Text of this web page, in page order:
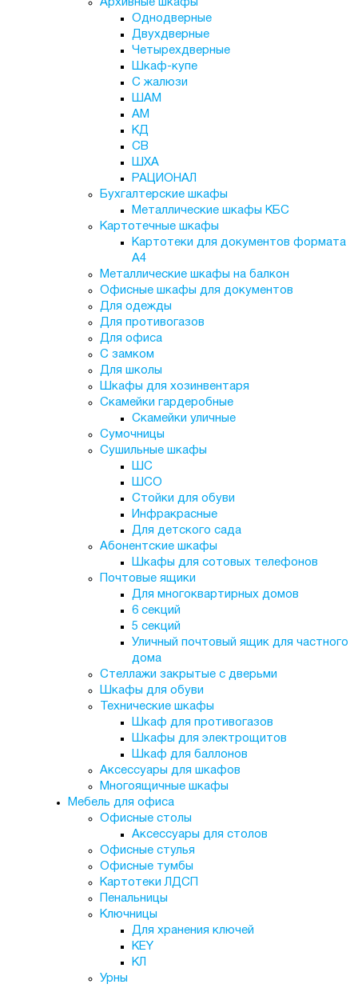
Архивные шкафы
Однодверные
Двухдверные
Четырехдверные
Шкаф-купе
С жалюзи
ШАМ
АМ
КД
СВ
ШХА
РАЦИОНАЛ
Бухгалтерские шкафы
Металлические шкафы КБС
Картотечные шкафы
Картотеки для документов формата
А4
Металлические шкафы на балкон
Офисные шкафы для документов
Для одежды
Для противогазов
Для офиса
С замком
Для школы
Шкафы для хозинвентаря
Скамейки гардеробные
Скамейки уличные
Сумочницы
Сушильные шкафы
ШС
ШСО
Стойки для обуви
Инфракрасные
Для детского сада
Абонентские шкафы
Шкафы для сотовых телефонов
Почтовые ящики
Для многоквартирных домов
6 секций
5 секций
Уличный почтовый ящик для частного
дома
Стеллажи закрытые с дверьми
Шкафы для обуви
Технические шкафы
Шкаф для противогазов
Шкафы для электрощитов
Шкаф для баллонов
Аксессуары для шкафов
Многоящичные шкафы
Мебель для офиса
Офисные столы
Аксессуары для столов
Офисные стулья
Офисные тумбы
Картотеки ЛДСП
Пенальницы
Ключницы
Для хранения ключей
KEY
КЛ
Урны